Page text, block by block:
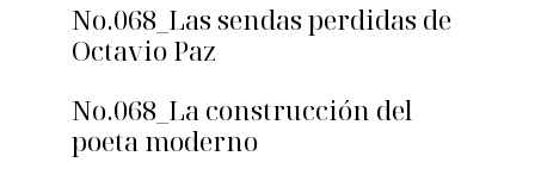
No.068_Las sendas perdidas de
Octavio Paz
No.068_La construcción del
poeta moderno